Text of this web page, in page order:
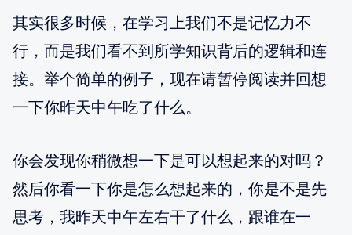
其实很多时候，在学习上我们不是记忆力不
行，而是我们看不到所学知识背后的逻辑和连
接。举个简单的例子，现在请暂停阅读并回想
一下你昨天中午吃了什么。
你会发现你稍微想一下是可以想起来的对吗？
然后你看一下你是怎么想起来的，你是不是先
思考，我昨天中午左右干了什么，跟谁在一